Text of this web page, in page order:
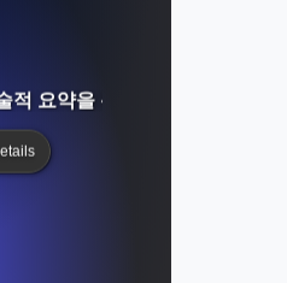
요약을 통한 연구 종합